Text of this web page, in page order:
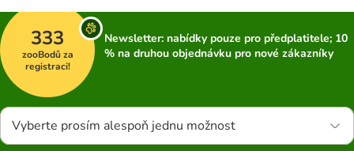
333
zooBodů za
registraci!
Newsletter: nabídky pouze pro předplatitele; 10
% na druhou objednávku pro nové zákazníky
Vyberte prosím alespoň jednu možnost